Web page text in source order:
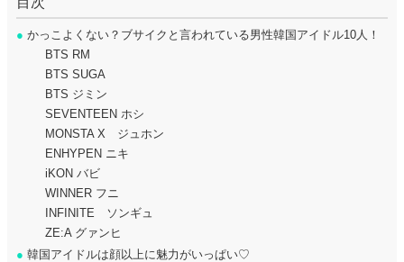
● かっこよくない？ブサイクと言われている男性韓国アイドル10人！
BTS RM
BTS SUGA
BTS ジミン
SEVENTEEN ホシ
MONSTA X ジュホン
ENHYPEN ニキ
iKON バビ
WINNER フニ
INFINITE ソンギュ
ZE:A グァンヒ
● 韓国アイドルは顔以上に魅力がいっぱい♡